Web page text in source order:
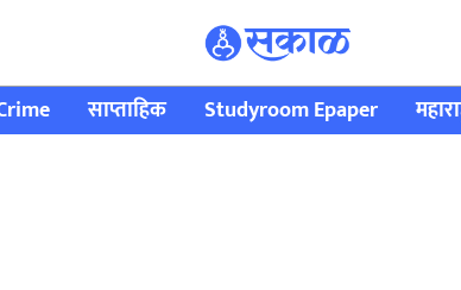
साप्ताहिक Studyroom Epaper